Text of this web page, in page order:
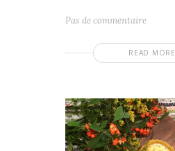
READ MORE
Pas de commentaire